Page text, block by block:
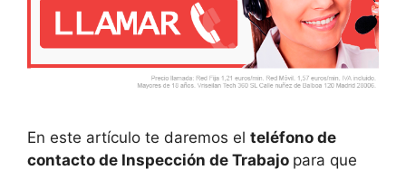
En este artículo te daremos el teléfono de
contacto de Inspección de Trabajo para que